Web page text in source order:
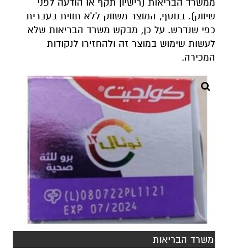
המכירה.
משרד הבריאות
מבדיקה שנערכה על ידי המחלקה מול היבואן
הרשמי של קולגייט, נמסר כי ליבואן אין רישיון